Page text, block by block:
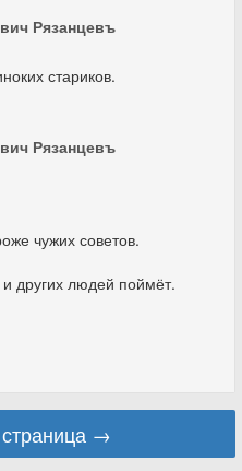
Рязанцевъ
стариков.
Рязанцевъ
чужих советов.
и других людей поймёт.
→